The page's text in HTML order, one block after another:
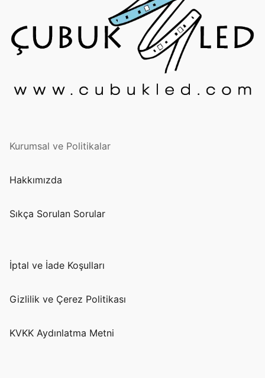
Kurumsal ve Politikalar
Hakkımızda
Sıkça Sorulan Sorular
İptal ve İade Koşulları
Gizlilik ve Çerez Politikası
KVKK Aydınlatma Metni